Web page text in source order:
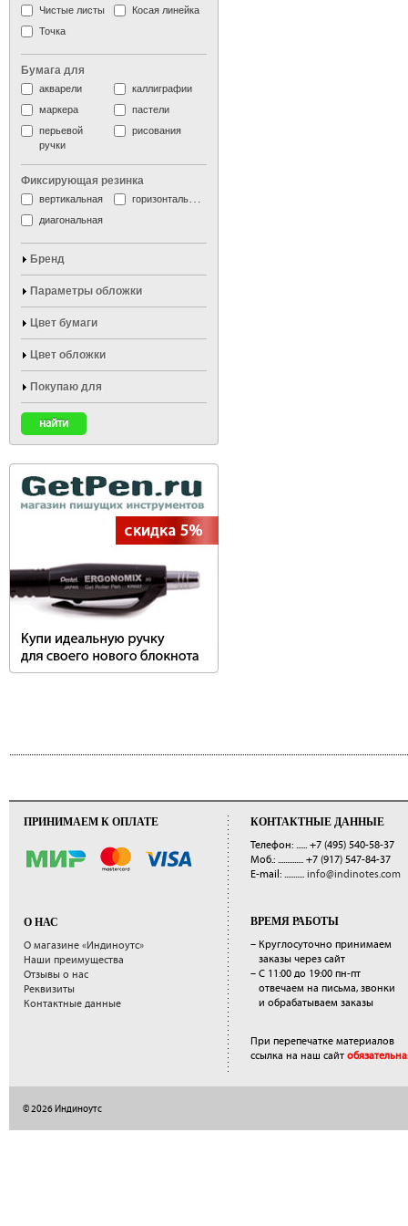
Чистые листы
Косая линейка
Точка
Бумага для
акварели
каллиграфии
маркера
пастели
перьевой
ручки
рисования
Фиксирующая резинка
вертикальная
горизонтальная
диагональная
Бренд
Параметры обложки
Цвет бумаги
Цвет обложки
Покупаю для
ПРИНИМАЕМ К ОПЛАТЕ
О НАС
О магазине «Индиноутс»
Наши преимущества
Отзывы о нас
Реквизиты
Контактные данные
КОНТАКТНЫЕ ДАННЫЕ
Телефон: ...... +7 (495) 540-58-37
Моб.: .............. +7 (917) 547-84-37
E-mail: ........... info@indinotes.com
ВРЕМЯ РАБОТЫ
– Круглосуточно принимаем
заказы через сайт
– С 11:00 до 19:00 пн-пт
отвечаем на письма, звонки
и обрабатываем заказы
При перепечатке материалов
ссылка на наш сайт обязательна.
© 2026 Индиноутс